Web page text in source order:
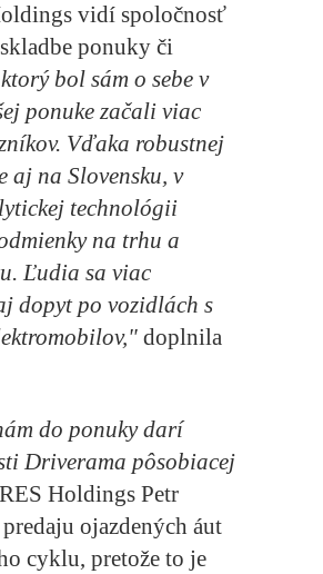
vidí spoločnosť
ponuky či
bol sám o sebe v
ponuke začali viac
Vďaka robustnej
aj na Slovensku, v
technológii
na trhu a
Ľudia sa viac
dopyt po vozidlách s
doplnila
do ponuky darí
Driverama pôsobiacej
Holdings Petr
ojazdených áut
cyklu, pretože to je